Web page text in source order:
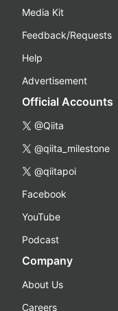
Media Kit
Feedback/Requests
Help
Advertisement
Official Accounts
@Qiita
@qiita_milestone
@qiitapoi
Facebook
YouTube
Podcast
Company
About Us
Careers